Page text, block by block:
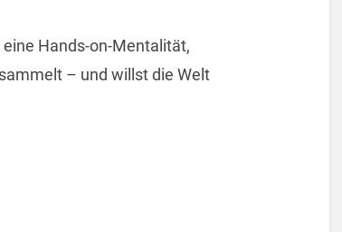
Hands-on-Mentalität,
– und willst die Welt